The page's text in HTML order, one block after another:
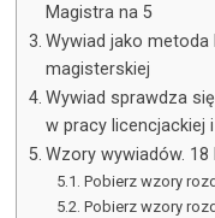
Magistra na 5
Wywiad jako
magisterskiej
Wywiad sprawdza
w pracy licencjackiej
Wzory wywiadów. 18
Pobierz wzory
Pobierz wzory